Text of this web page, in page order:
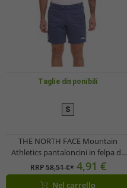
Taglie disponibili
S
THE NORTH FACE Mountain
Athletics pantaloncini in felpa da
uomo, pantaloni sportivi estivi con
tasche laterali NF0A82300EA1 blu
RRP58,51 €* 4,91 €
Nel carrello